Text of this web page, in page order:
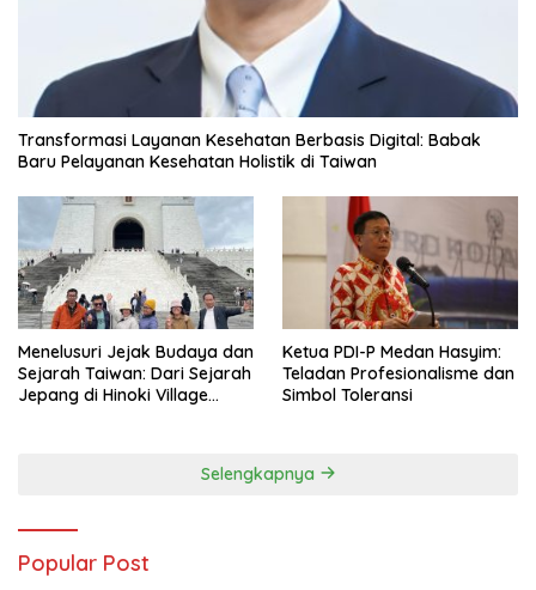
Transformasi Layanan Kesehatan Berbasis Digital: Babak
Baru Pelayanan Kesehatan Holistik di Taiwan
Menelusuri Jejak Budaya dan
Sejarah Taiwan: Dari Sejarah
Jepang di Hinoki Village
Ketua PDI-P Medan Hasyim:
Teladan Profesionalisme dan
Simbol Toleransi
Selengkapnya
Popular Post